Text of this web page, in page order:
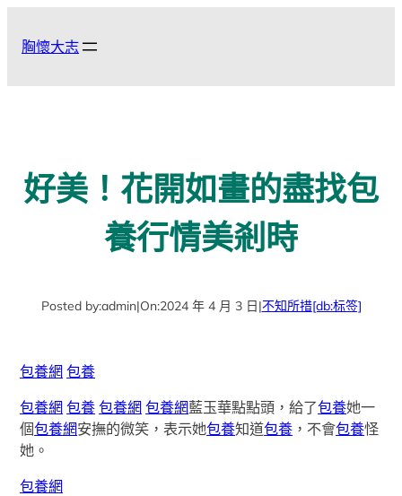
胸懷大志
好美！花開如畫的盡找包
養行情美剎時
Posted by:admin|On:2024 年 4 月 3 日|不知所措[db:标签]
包養網 包養
包養網 包養 包養網 包養網藍玉華點點頭，給了包養她一
個包養網安撫的微笑，表示她包養知道包養 ，不會包養怪
她。
包養網